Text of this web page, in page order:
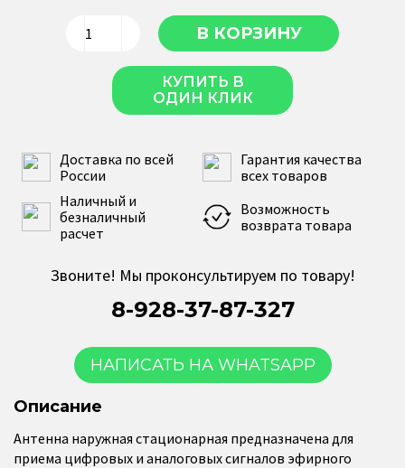
КУПИТЬ В
ОДИН КЛИК
Доставка по всей
России
Гарантия качества
всех товаров
Наличный и
безналичный
расчет
Возможность
возврата товара
Звоните! Мы проконсультируем по товару!
8-928-37-87-327
НАПИСАТЬ НА WHATSAPP
Описание
Антенна наружная стационарная предназначена для
приема цифровых и аналоговых сигналов эфирного